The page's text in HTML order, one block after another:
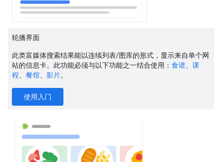
轮播界面
此类富媒体搜索结果能以连续列表/图库的形式，显示来自单个网
站的信息卡。此功能必须与以下功能之一结合使用： 食谱
课
程
餐馆 影片。
使用入门